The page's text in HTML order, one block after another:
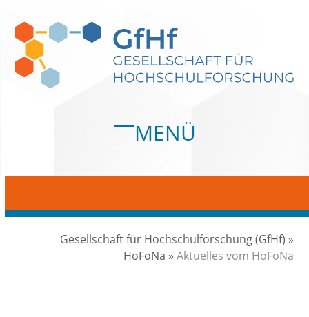
content
MENÜ
Open
Close
Gesellschaft für Hochschulforschung (GfHf) »
HoFoNa » Aktuelles vom HoFoNa